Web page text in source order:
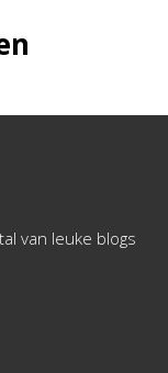
van leuke blogs